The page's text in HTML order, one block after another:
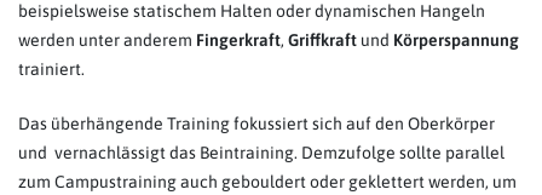
beispielsweise statischem Halten oder dynamischen Hangeln
werden unter anderem Fingerkraft, Griffkraft und Körperspannung
trainiert.
Das überhängende Training fokussiert sich auf den Oberkörper
und vernachlässigt das Beintraining. Demzufolge sollte parallel
zum Campustraining auch gebouldert oder geklettert werden, um